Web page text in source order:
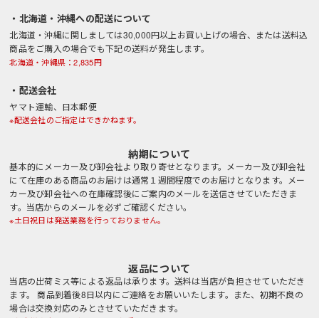
・北海道・沖縄への配送について
北海道・沖縄に関しましては30,000円以上お買い上げの場合、または送料込
商品をご購入の場合でも下記の送料が発生します。
北海道・沖縄県：2,835円
・配送会社
ヤマト運輸、日本郵便
※配送会社のご指定はできかねます。
納期について
基本的にメーカー及び卸会社より取り寄せとなります。メーカー及び卸会社
にて在庫のある商品のお届けは通常１週間程度でのお届けとなります。メー
カー及び卸会社への在庫確認後にご案内のメールを送信させていただきま
す。当店からのメールを必ずご確認ください。
※土日祝日は発送業務を行っておりません。
返品について
当店の出荷ミス等による返品は承ります。送料は当店が負担させていただき
ます。 商品到着後8日以内にご連絡をお願いいたします。また、初期不良の
場合は交換対応のみとさせていただきます。